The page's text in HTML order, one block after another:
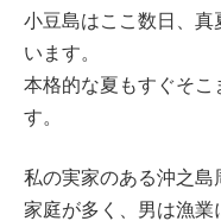
小豆島はここ数日、真
います。
本格的な夏もすぐそこ
す。
私の実家のある沖之
家庭が多く、男は漁